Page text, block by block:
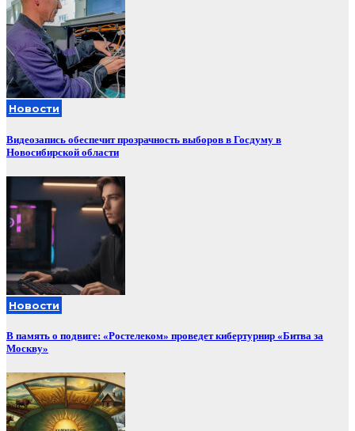
Новости
Видеозапись обеспечит прозрачность выборов в Госдуму в
Новосибирской области
Новости
В память о подвиге: «Ростелеком» проведет кибертурнир «Битва за
Москву»